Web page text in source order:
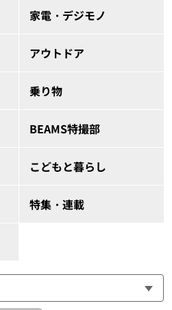
家電・デジモノ
アウトドア
乗り物
BEAMS特撮部
こどもと暮らし
特集・連載